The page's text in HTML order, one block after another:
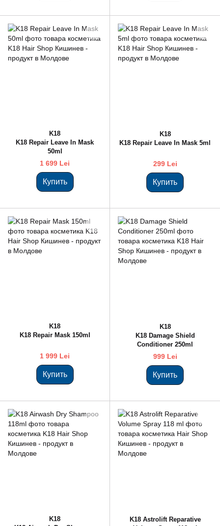
K18
K18 Repair Leave In Mask
50ml
1 699 Lei
Купить
K18
K18 Repair Leave In Mask 5ml
299 Lei
Купить
K18
K18 Repair Mask 150ml
1 999 Lei
Купить
K18
K18 Damage Shield
Conditioner 250ml
999 Lei
Купить
K18
K18 Astrolift Reparative